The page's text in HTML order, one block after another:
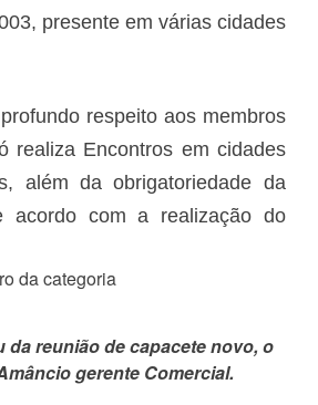
presente em várias cidades
respeito aos membros
realiza Encontros em cidades
além da obrigatoriedade da
acordo com a realização do
da reunião de capacete novo, o
gerente Comercial.